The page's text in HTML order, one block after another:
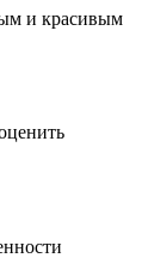
и красивым